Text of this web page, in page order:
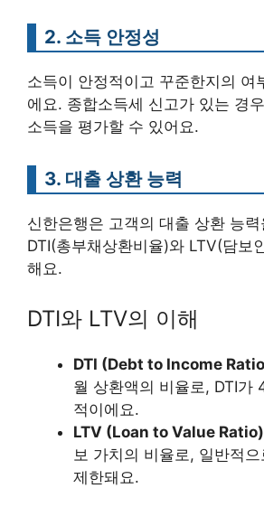
2. 소득 안정성
소득이 안정적이고 꾸준한지의 여
에요. 종합소득세 신고가 있는 경
소득을 평가할 수 있어요.
3. 대출 상환 능력
신한은행은 고객의 대출 상환 능
DTI(총부채상환비율)와 LTV(담보
해요.
DTI와 LTV의 이해
DTI (Debt to Income
월 상환액의 비율로, DTI가
적이에요.
LTV (Loan to Value Ratio)
보 가치의 비율로, 일반적
제한돼요.